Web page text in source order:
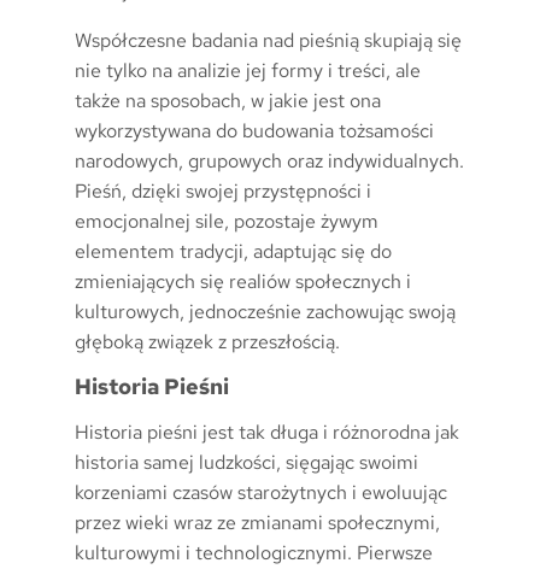
Współczesne badania nad pieśnią skupiają się
nie tylko na analizie jej formy i treści, ale
także na sposobach, w jakie jest ona
wykorzystywana do budowania tożsamości
narodowych, grupowych oraz indywidualnych.
Pieśń, dzięki swojej przystępności i
emocjonalnej sile, pozostaje żywym
elementem tradycji, adaptując się do
zmieniających się realiów społecznych i
kulturowych, jednocześnie zachowując swoją
głęboką związek z przeszłością.
Historia Pieśni
Historia pieśni jest tak długa i różnorodna jak
historia samej ludzkości, sięgając swoimi
korzeniami czasów starożytnych i ewoluując
przez wieki wraz ze zmianami społecznymi,
kulturowymi i technologicznymi. Pierwsze